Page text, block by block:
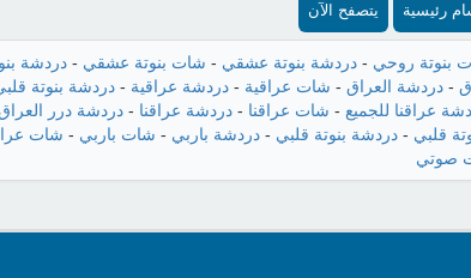
رئيسية يتصفح الآن
بنوتة روحي - دردشة بنوتة عشقي - شات بنوتة عشقي - دردشة
-دردشة العراق - شات عراقية -دردشة عراقية -دردشة بنوتة
عراقنا للجميع - شات عراقنا -دردشة عراقنا -دردشة درر
قلبي - دردشة بنوتة قلبي - دردشة باربي - شات باربي - شات
صوتي